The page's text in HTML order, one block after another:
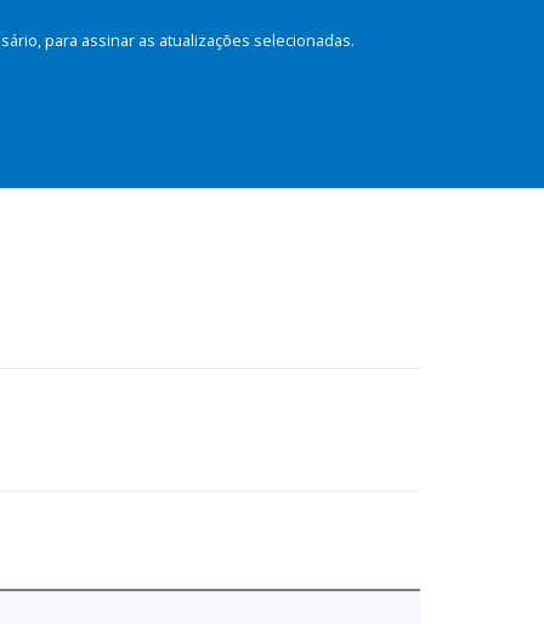
para assinar as atualizações selecionadas.